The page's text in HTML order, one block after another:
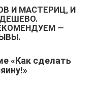
И МАСТЕРИЦ, И
—
«Как сделать